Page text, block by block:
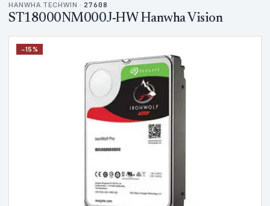
HANWHA TECHWIN · 27608
ST18000NM000J-HW Hanwha Vision
−15%